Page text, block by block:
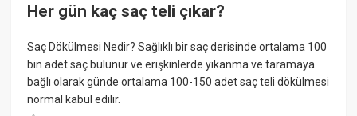
Her gün kaç saç teli çıkar?
Saç Dökülmesi Nedir? Sağlıklı bir saç derisinde ortalama 100
bin adet saç bulunur ve erişkinlerde yıkanma ve taramaya
bağlı olarak günde ortalama 100-150 adet saç teli dökülmesi
normal kabul edilir.